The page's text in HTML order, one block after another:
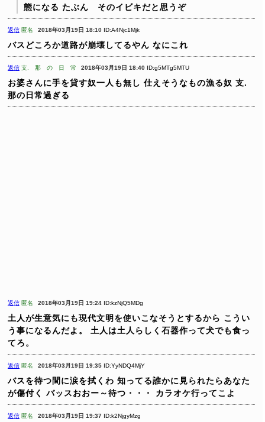
態になる たぶん そのイビキだと思うぞ
返信 匿名 2018年03月19日 18:10 ID:A4Njc1Mjk
バスどころか道路が崩壊してるやん なにこれ
返信 支. 那 の 日 常 2018年03月19日 18:40 ID:g5MTg5MTU
お婆さんに手を貸す奴一人も無し 仕えそうなもの漁る奴 支.
那の日常過ぎる
返信 匿名 2018年03月19日 19:24 ID:kzNjQ5MDg
土人が生意気にも現代文明を使いこなそうとするから こうい
う事になるんだよ。
土人は土人らしく石器作って犬でも食っ
てろ。
返信 匿名 2018年03月19日 19:35 ID:YyNDQ4MjY
バスを待つ間に涙を拭くわ 知ってる誰かに見られたらあなた
が傷付く
バッスおおー～待つ・・・ カラオケ行ってこよ
返信 匿名 2018年03月19日 19:37 ID:k2NjgyMzg